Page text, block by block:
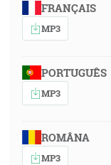
FRANÇAIS
MP3
PORTUGUÊS
MP3
ROMÂNA
MP3